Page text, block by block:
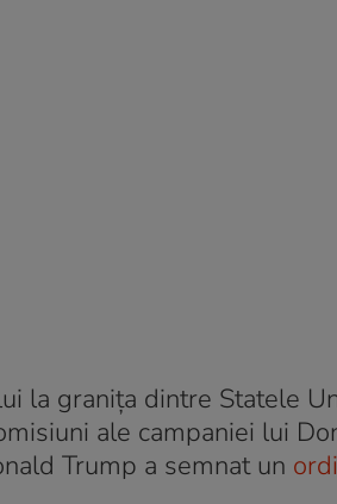
la graniţa dintre Statele
ale campaniei lui
Trump a semnat un